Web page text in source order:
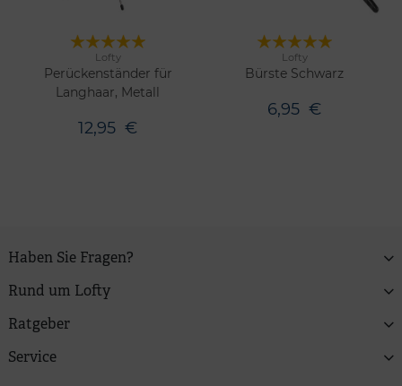
Merken
Lofty
Perückenständer für
Langhaar, Metall
12,95 €
Merken
Lofty
Bürste Schwarz
6,95 €
Haben Sie Fragen?
Rund um Lofty
Ratgeber
Service